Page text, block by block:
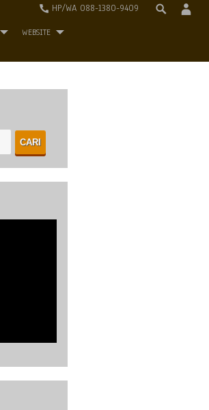
HP/WA 088-1380-9409
WEBSITE